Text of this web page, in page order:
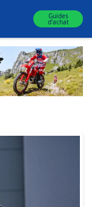
Guides
d'achat